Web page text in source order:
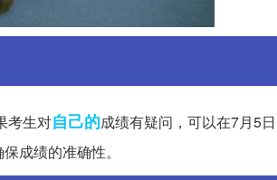
考生对自己的成绩有疑问，可以在7月5
成绩的准确性。